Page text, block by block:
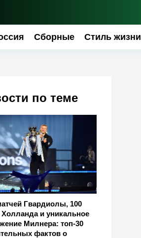
Сборные Стиль жизни
по теме
Гвардиолы, 100
Холланда и уникальное
Милнера: топ-30
фактов о